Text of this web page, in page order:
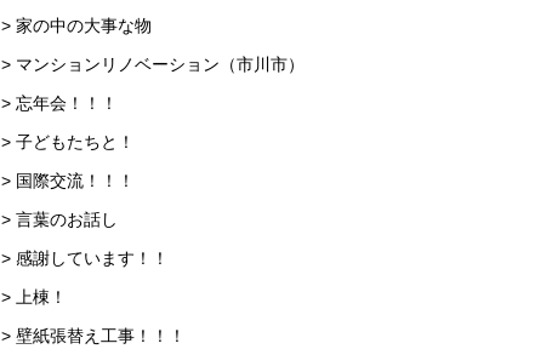
> 家の中の大事な物
> マンションリノベーション（市川市）
> 忘年会！！！
> 子どもたちと！
> 国際交流！！！
> 言葉のお話し
> 感謝しています！！
> 上棟！
> 壁紙張替え工事！！！